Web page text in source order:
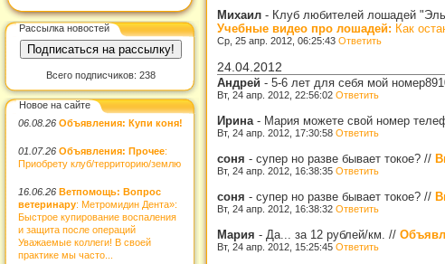
Рассылка новостей
Всего подписчиков: 238
Новое на сайте
06.08.26 Объявления: Купи коня!
01.07.26 Объявления: Прочее:
Приобрету клуб/территорию/землю
16.06.26 Ветпомощь: Вопрос
ветеринару: Метромидин Дента»:
Быстрое купирование воспаления
и защита после операций
Уважаемые коллеги! В своей
практике мы часто...
Михаил - Клуб любителей лошадей
Учебные видео про лошадей: Как
Ср, 25 апр. 2012, 06:25:43 Ответить
24.04.2012
Андрей - 5-6 лет для себя мой
Вт, 24 апр. 2012, 22:56:02 Ответить
Ирина - Мария можете свой номер
Вт, 24 апр. 2012, 17:30:58 Ответить
соня - супер но разве бывает токое? //
Вт, 24 апр. 2012, 16:38:35 Ответить
соня - супер но разве бывает токое? //
Вт, 24 апр. 2012, 16:38:32 Ответить
Мария - Да... за 12 рублей/км. //
Вт, 24 апр. 2012, 15:25:45 Ответить